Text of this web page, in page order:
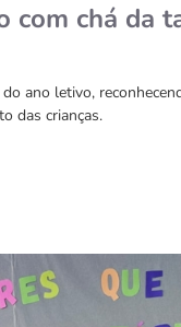
com chá da
ano letivo,
das crianças.